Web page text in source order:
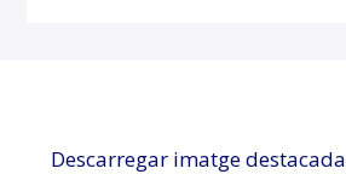
Descarregar imatge destacada